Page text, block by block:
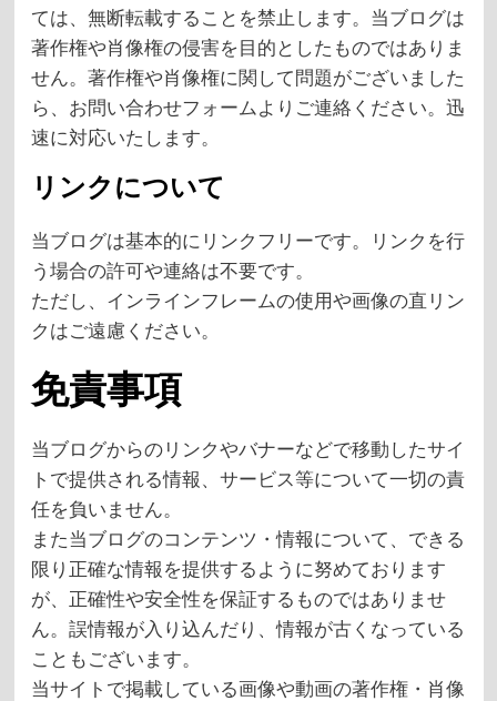
ては、無断転載することを禁止します。当ブログは
著作権や肖像権の侵害を目的としたものではありま
せん。著作権や肖像権に関して問題がございました
ら、お問い合わせフォームよりご連絡ください。迅
速に対応いたします。
リンクについて
当ブログは基本的にリンクフリーです。リンクを行
う場合の許可や連絡は不要です。
ただし、インラインフレームの使用や画像の直リン
クはご遠慮ください。
免責事項
当ブログからのリンクやバナーなどで移動したサイ
トで提供される情報、サービス等について一切の責
任を負いません。
また当ブログのコンテンツ・情報について、できる
限り正確な情報を提供するように努めております
が、正確性や安全性を保証するものではありませ
ん。誤情報が入り込んだり、情報が古くなっている
こともございます。
当サイトで掲載している画像や動画の著作権・肖像